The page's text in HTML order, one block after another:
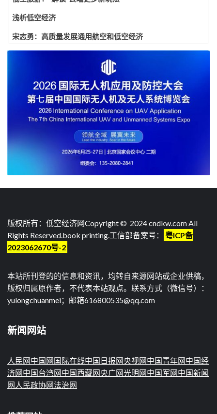
浅析低空经济
宋志勇：高质量发展通用航空和低空经济
版权所有：低空经济网Copyright © 2024 cndkw.com All
Rights Reserved. book printing .工信部备案号：
粤ICP备
2023062670号-2
本站所刊登的的信息和资讯，均转自来源网站或企业供稿，
版权归属原作者，不代表本站观点。联系方式（微信号）：
yulongchuanmei；邮箱616800535@qq.com
新闻网站
人民网中国网国际在线中国日报网央视网中国青年网中国经
济网中国台湾网中国西藏网央广网光明网中国军网中国新闻
网 人民政协网法治网